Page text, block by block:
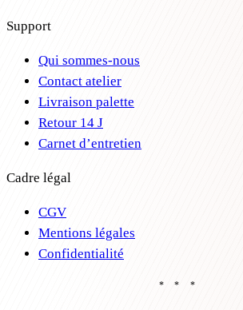
Support
Qui sommes-nous
Contact atelier
Livraison palette
Retour 14 J
Carnet d’entretien
Cadre légal
CGV
Mentions légales
Confidentialité
* * *